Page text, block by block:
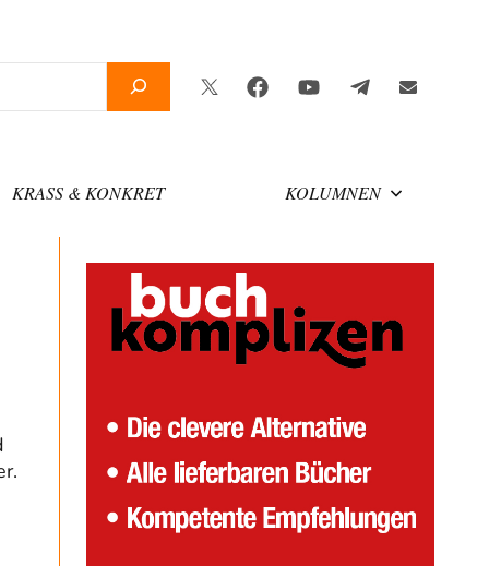
TwitterFacebookYouTubeTelegramNewsletter
KRASS & KONKRET KOLUMNEN